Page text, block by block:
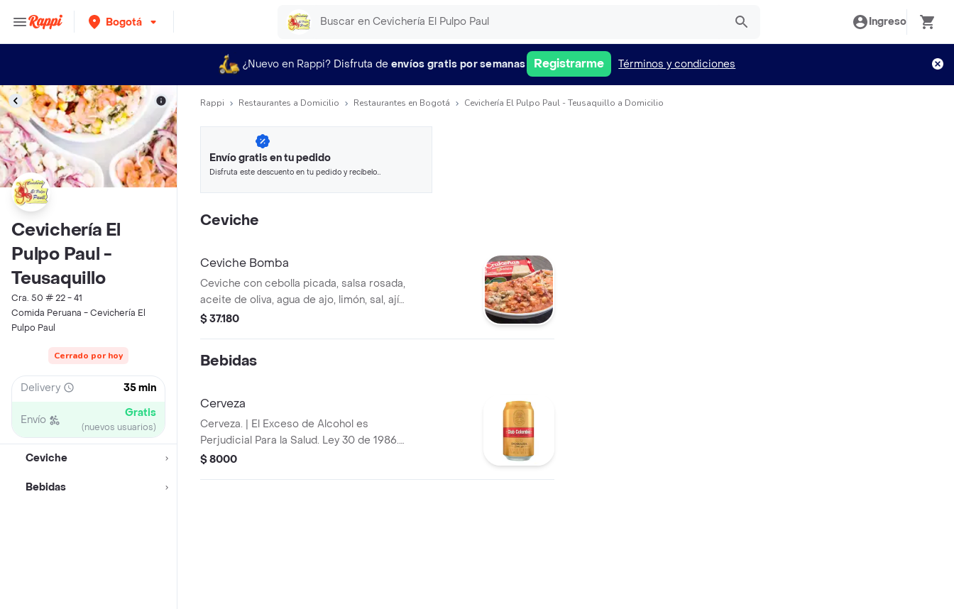
Bogotá Ingreso
¿Nuevo en Rappi? Disfruta de envíos gratis por semanas Registrarme Términos y condiciones
Cevichería El
Pulpo Paul -
Teusaquillo
Cra. 50 # 22 - 41
Comida Peruana - Cevichería El
Pulpo Paul
Cerrado por hoy
Delivery 35 min
Envío Gratis
(nuevos usuarios)
Ceviche
Bebidas
Rappi Restaurantes a Domicilio Restaurantes en Bogotá Cevichería El Pulpo Paul - Teusaquillo a Domicilio
Envío gratis en tu pedido
Disfruta este descuento en tu pedido y recíbelo
Ceviche
Ceviche Bomba
Ceviche con cebolla picada, salsa rosada,
aceite de oliva, agua de ajo, limón, sal, ají,
camarones y mariscos variados.
$ 37.180
Bebidas
Cerveza
Cerveza. | El Exceso de Alcohol es
Perjudicial Para la Salud. Ley 30 de 1986.
Prohíbase el Expendio de Bebidas
$ 8000